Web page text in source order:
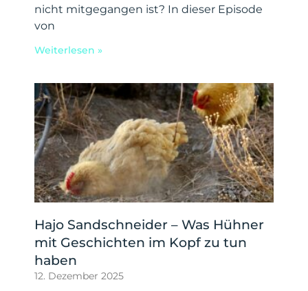
nicht mitgegangen ist? In dieser Episode
von
Weiterlesen »
Hajo Sandschneider – Was Hühner
mit Geschichten im Kopf zu tun
haben
12. Dezember 2025